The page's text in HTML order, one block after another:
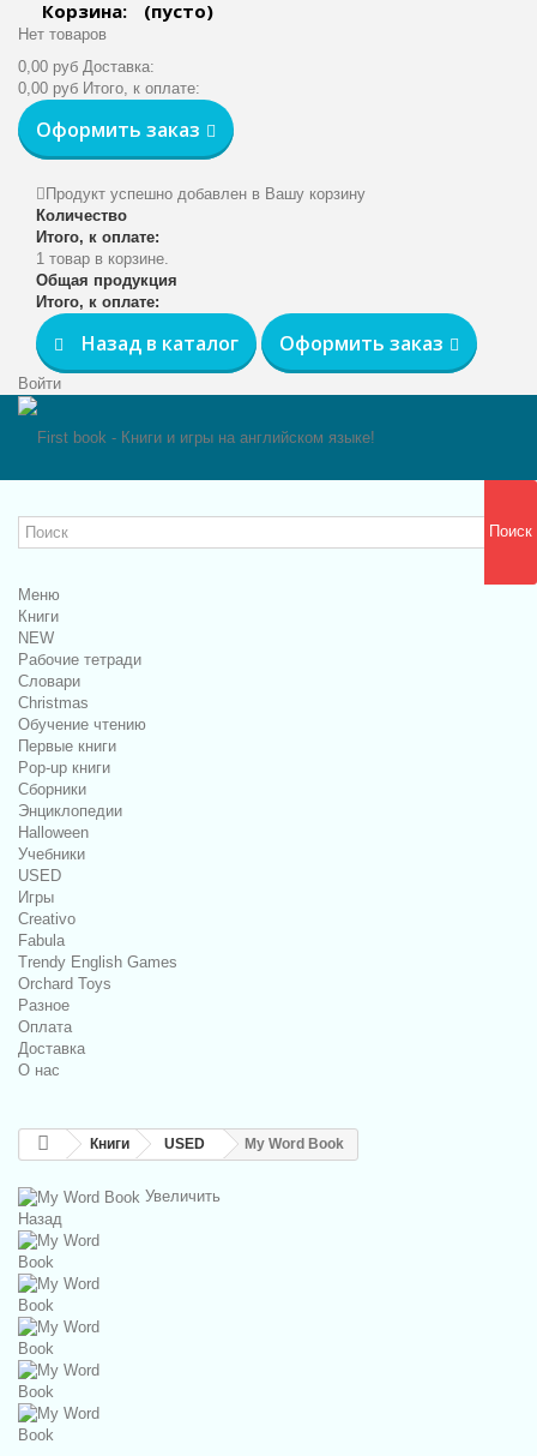
Корзина: (пусто)
Нет товаров
0,00 руб Доставка:
0,00 руб Итого, к оплате:
Оформить заказ
Продукт успешно добавлен в Вашу корзину
Количество
Итого, к оплате:
1 товар в корзине.
Общая продукция
Итого, к оплате:
Назад в каталог Оформить заказ
Войти
Поиск
Меню
Книги
NEW
Рабочие тетради
Словари
Christmas
Обучение чтению
Первые книги
Pop-up книги
Сборники
Энциклопедии
Halloween
Учебники
USED
Игры
Creativo
Fabula
Trendy English Games
Orchard Toys
Разное
Оплата
Доставка
О нас
Книги USED My Word Book
Увеличить
Назад